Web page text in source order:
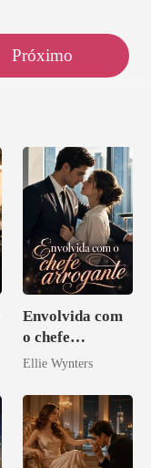
Próximo
Envolvida com
o chefe
arrogante
Ellie Wynters